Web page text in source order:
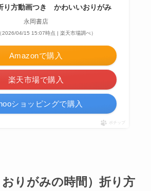
り方動画つき かわいいおりがみ
永岡書店
（2026/04/15 15:07時点 | 楽天市場調べ）
Amazonで購入
楽天市場で購入
ショッピングで購入
ポチップ
おりがみの時間）折り方